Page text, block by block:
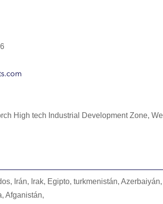
High tech Industrial Development Zone,
Irán, Irak, Egipto, turkmenistán,
Afganistán,